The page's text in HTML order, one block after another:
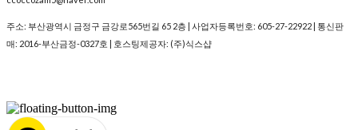
주소: 부산광역시 금정구 금강로565번길 65 2층 | 사업자등록번호: 605-27-22922 | 통신판
매: 2016-부산금정-0327호 | 호스팅제공자: (주)식스샵